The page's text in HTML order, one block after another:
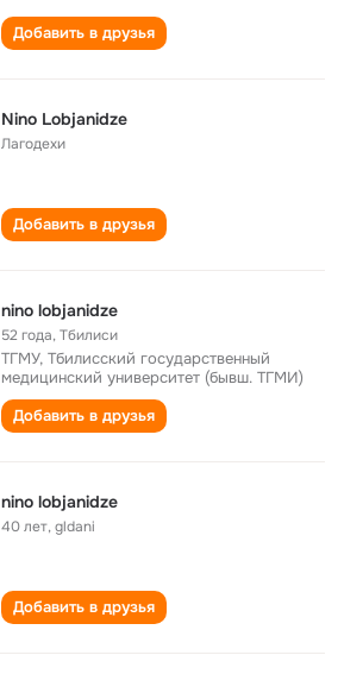
Добавить в друзья
Nino Lobjanidze
Лагодехи
Добавить в друзья
nino lobjanidze
52 года,Тбилиси
ТГМУ, Тбилисский государственный
медицинский университет (бывш. ТГМИ)
Добавить в друзья
nino lobjanidze
40 лет,gldani
Добавить в друзья